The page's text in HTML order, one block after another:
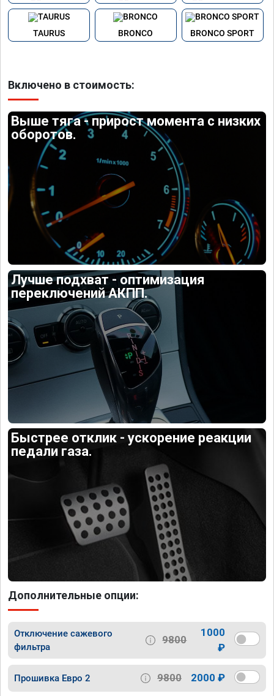
TAURUS BRONCO BRONCO SPORT
Включено в стоимость:
Выше тяга - прирост момента с низких
оборотов.
Лучше подхват - оптимизация
переключений АКПП.
Быстрее отклик - ускорение реакции
педали газа.
Дополнительные опции:
Отключение сажевого
фильтра
9800
1000
₽
Прошивка Евро 2 9800 2000 ₽